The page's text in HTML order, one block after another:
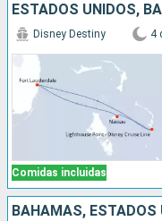
ESTADOS UNIDOS,
Comidas incluidas
Disney Destiny 4
BAHAMAS, ESTADOS